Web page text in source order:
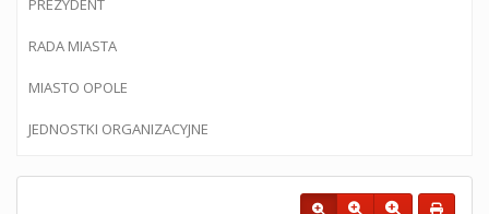
RADA MIASTA
MIASTO OPOLE
JEDNOSTKI ORGANIZACYJNE